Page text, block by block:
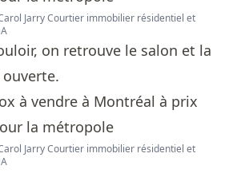
Jarry Courtier immobilier résidentiel et
on retrouve le salon et la
Jarry Courtier immobilier résidentiel et